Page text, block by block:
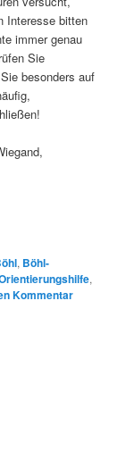
Interesse bitten
immer genau
Sie
besonders auf
, Böhl-
,
Kommentar